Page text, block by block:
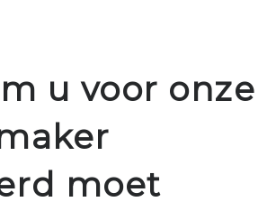
u voor onze
moet